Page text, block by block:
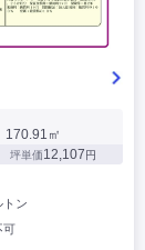
170.91㎡
坪単価12,107円
トン
可